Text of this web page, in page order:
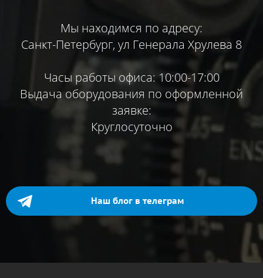
Мы находимся по адресу:
Санкт-Петербург, ул Генерала Хрулева 8
Часы работы офиса: 10:00-17:00
Выдача оборудования по оформленной
заявке:
Круглосуточно
Наш блог в телеграм